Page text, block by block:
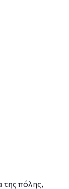
της πόλης,